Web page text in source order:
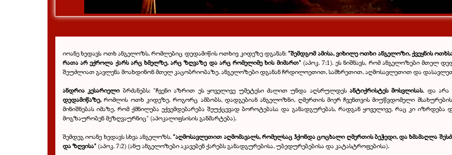
იოანე ხედავს ოთხ ანგელოზს, რომლებიც დედამიწის ოთხივ კიდეზე დგანან: "შემდგომ ამისა, ვიხილე ოთხი ანგელოზი, ქვეყნის
რათა არ ექროლა ქარს არც ხმელზე, არც ზღვაზე და არც რომელიმე ხის მიმართ" (აპოკ. 7:1). ეს ნიშნავს, რომ ანგელოზები მთელ
შეუძლიათ გავლენა მოახდინონ მთელ კაცობრიობაზე. ანგელოზები დგანან ჩრდილოეთით, სამხრეთით, აღმოსავლეთით და
ანდრია კესარიელიბრძანებს: "ჩვენი აზრით ეს ყოველივე უმეტესი ძალით უნდა აღსრულდესანტიქრისტეს მოსვლისას, და არა
დედამიწაზე, რომლის ოთხ კიდეზე, როგორც ამბობს, დადგებიან ანგელოზნი, ღმერთის მიერ ჩვენთვის მიუწვდომელი
მინიშნებას იმაზე, რომ ქმნილება ექვემდებარება შეუქცევად ბოროტებასა და განადგურებას, რადგან ყოველივე, რაც კი იზრდება
მოგზაურობენ მეზღვაურნიც" (აპოკალიფსისის განმარტება).
შემდეგ იოანე ხედავს სხვა ანგელოზს, "აღმოსავლეთით აღმომავალს, რომელსაც ჰქონდა ცოცხალი ღმერთის ბეჭედი,და ხმამაღლა
და ზღვისა" (აპოკ. 7:2) (ანუ ანგელოზები აკავებენ ქარებს განადგურებისა, უბედურებებისა და კატასტროფებისა).